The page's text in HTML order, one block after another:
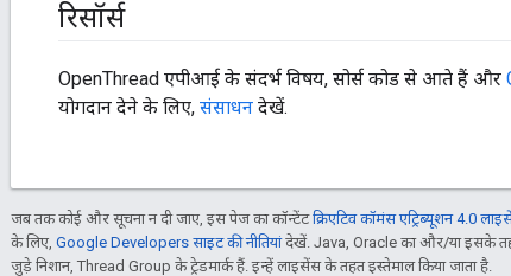
रिसॉर्स
OpenThread एपीआई के संदर्भ विषय, सोर्स कोड से आते हैं और
योगदान देने के लिए, संसाधन देखें.
जब तक कोई और सूचना न दी जाए, इस पेज का कॉन्टेंटक्रिएटिव कॉमंस एट्रिब्यूशन 4.0
के लिए, Google Developers साइट की नीतियांदेखें. Java, Oracle का और/या इसके
जुड़े निशान, Thread Group के ट्रेडमार्क हैं. इन्हें लाइसेंस के तहत इस्तेमाल किया जाता है.